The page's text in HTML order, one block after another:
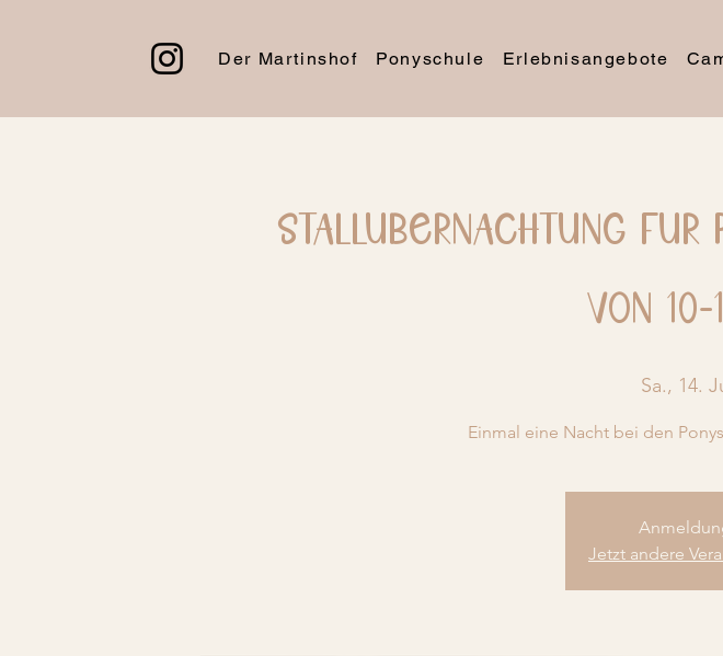
Der Martinshof Ponyschule Erlebnisangebote
Stallübernachtung für
von
Sa., 14.
Einmal eine Nacht bei den
Jetzt andere